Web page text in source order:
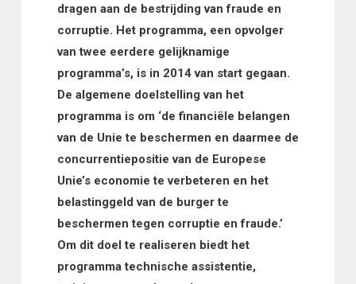
dragen aan de bestrijding van fraude en
corruptie. Het programma, een opvolger
van twee eerdere gelijknamige
programma’s, is in 2014 van start gegaan.
De algemene doelstelling van het
programma is om ‘de financiële belangen
van de Unie te beschermen en daarmee de
concurrentiepositie van de Europese
Unie’s economie te verbeteren en het
belastinggeld van de burger te
beschermen tegen corruptie en fraude.’
Om dit doel te realiseren biedt het
programma technische assistentie,